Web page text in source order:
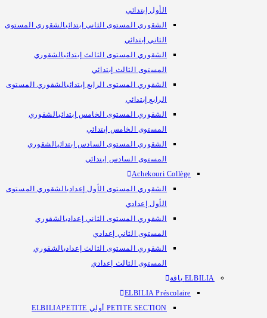
الأول إبتدائي
الشقوري المستوى الثاني إبتدائيالشقوري المستوى
الثاني إبتدائي
الشقوري المستوى الثالث إبتدائيالشقوري
المستوى الثالث إبتدائي
الشقوري المستوى الرابع إبتدائيالشقوري المستوى
الرابع إبتدائي
الشقوري المستوى الخامس إبتدائيالشقوري
المستوى الخامس إبتدائي
الشقوري المستوى السادس إبتدائيالشقوري
المستوى السادس إبتدائي
Achekouri Collège
الشقوري المستوى الأول إعداديالشقوري المستوى
الأول إعدادي
الشقوري المستوى الثاني إعداديالشقوري
المستوى الثاني إعدادي
الشقوري المستوى الثالث إعداديالشقوري
المستوى الثالث إعدادي
ELBILIA باقة
ELBILIA Préscolaire
PETITE SECTION أولي ELBILIA
PETITE